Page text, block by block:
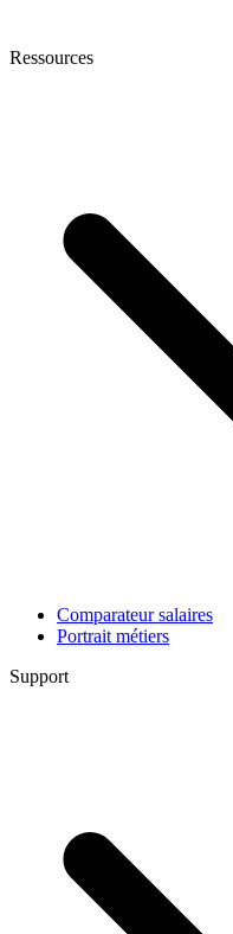
Ressources
Comparateur salaires
Portrait métiers
Support